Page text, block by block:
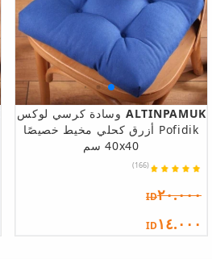
ALTINPAMUK وسادة كرسي لوكس
Pofidik أزرق كحلي مخيط خصيصًا
40x40 سم
(166)
ID٢٠.٠٠٠
ID١٤.٠٠٠